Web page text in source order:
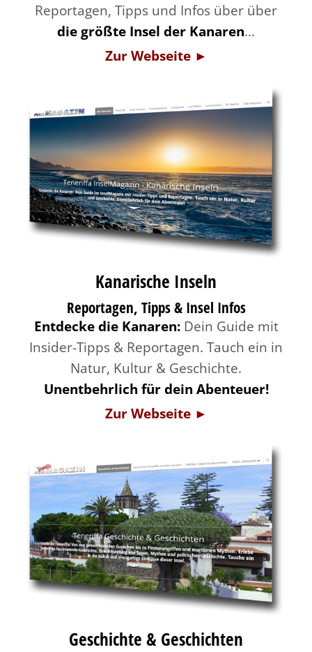
Reportagen, Tipps und Infos über über
die größte Insel der Kanaren...
Zur Webseite ►
Kanarische Inseln
Reportagen, Tipps & Insel Infos
Entdecke die Kanaren:Dein Guide mit
Insider-Tipps & Reportagen. Tauch ein in
Natur, Kultur & Geschichte.
Unentbehrlich für dein Abenteuer!
Zur Webseite ►
Geschichte & Geschichten